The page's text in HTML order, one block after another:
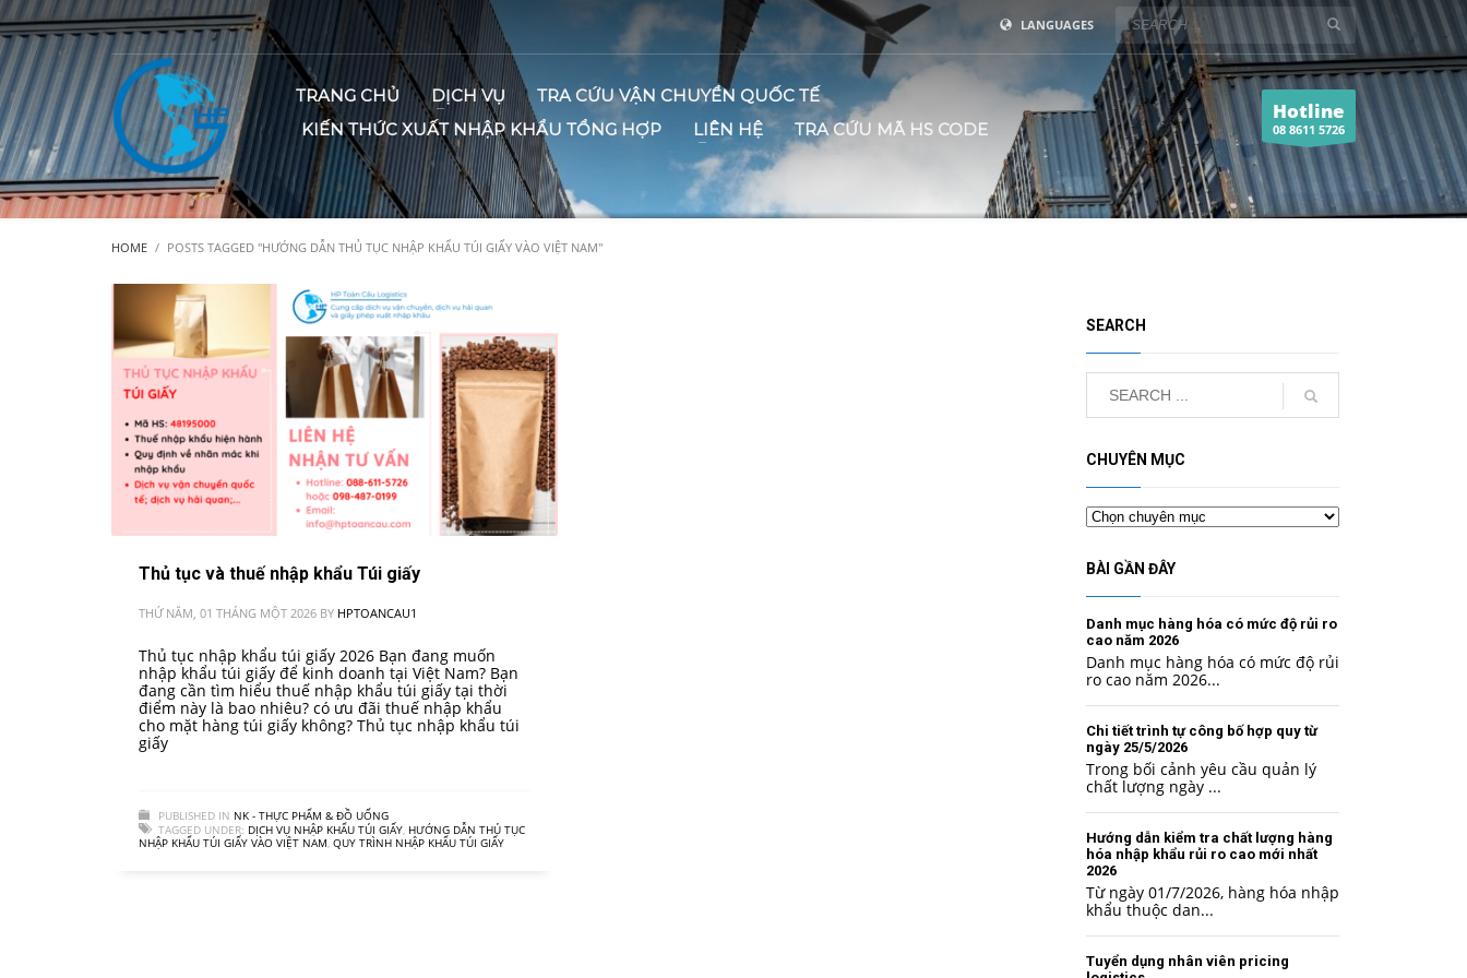
LANGUAGES
TRANG CHỦ DỊCH VỤ
TRA CỨU VẬN CHUYỂN QUỐC TẾ
KIẾN THỨC XUẤT NHẬP KHẨU TỔNG HỢP
LIÊN HỆ TRA CỨU MÃ HS CODE
Hotline
08 8611 5726
HOME POSTS TAGGED "HƯỚNG DẪN THỦ TỤC NHẬP KHẨU TÚI GIẤY VÀO VIỆT NAM"
Thủ tục và thuế nhập khẩu Túi giấy
THỨ NĂM, 01 THÁNG MỘT 2026 BY HPTOANCAU1
Thủ tục nhập khẩu túi giấy 2026 Bạn đang muốn
nhập khẩu túi giấy để kinh doanh tại Việt Nam? Bạn
đang cần tìm hiểu thuế nhập khẩu túi giấy tại thời
điểm này là bao nhiêu? có ưu đãi thuế nhập khẩu
cho mặt hàng túi giấy không? Thủ tục nhập khẩu túi
giấy
PUBLISHED IN NK - THỰC PHẨM & ĐỒ UỐNG
TAGGED UNDER: DỊCH VỤ NHẬP KHẨU TÚI GIẤY, HƯỚNG DẪN THỦ TỤC
NHẬP KHẨU TÚI GIẤY VÀO VIỆT NAM, QUY TRÌNH NHẬP KHẨU TÚI GIẤY
SEARCH
CHUYÊN MỤC
Chuyên
mục
BÀI GẦN ĐÂY
Danh mục hàng hóa có mức độ rủi ro
cao năm 2026
Danh mục hàng hóa có mức độ rủi
ro cao năm 2026...
Chi tiết trình tự công bố hợp quy từ
ngày 25/5/2026
Trong bối cảnh yêu cầu quản lý
chất lượng ngày ...
Hướng dẫn kiểm tra chất lượng hàng
hóa nhập khẩu rủi ro cao mới nhất
2026
Từ ngày 01/7/2026, hàng hóa nhập
khẩu thuộc dan...
Tuyển dụng nhân viên pricing